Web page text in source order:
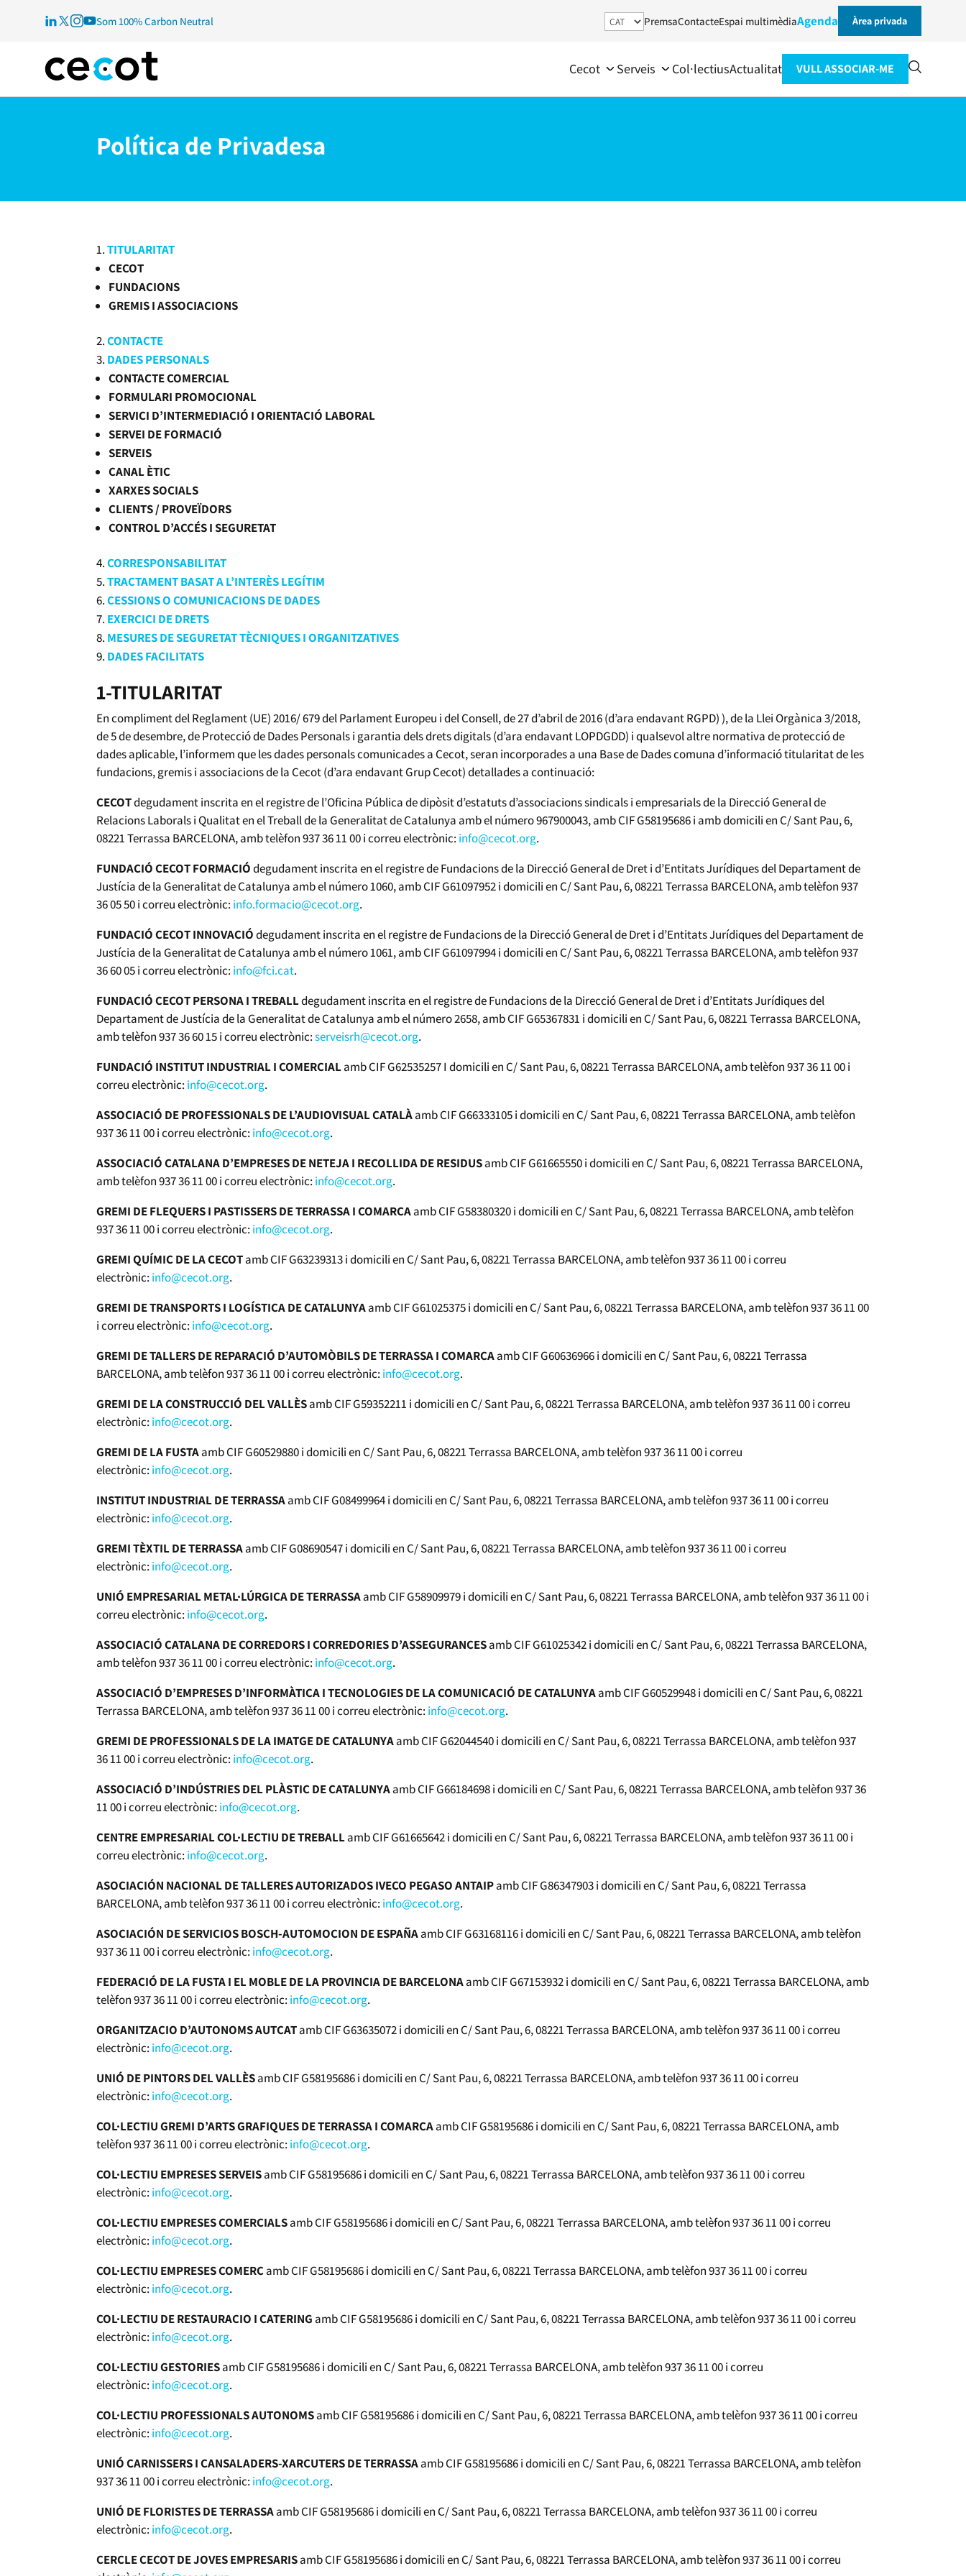
Som 100% Carbon Neutral PremsaContacteEspai multimèdiaAgenda Àrea privada
Cecot Serveis Col·lectiusActualitat VULL ASSOCIAR-ME
Política de Privadesa
TITULARITAT
CECOT
FUNDACIONS
GREMIS I ASSOCIACIONS
CONTACTE
DADES PERSONALS
CONTACTE COMERCIAL
FORMULARI PROMOCIONAL
SERVICI D’INTERMEDIACIÓ I ORIENTACIÓ LABORAL
SERVEI DE FORMACIÓ
SERVEIS
CANAL ÈTIC
XARXES SOCIALS
CLIENTS / PROVEÏDORS
CONTROL D’ACCÉS I SEGURETAT
CORRESPONSABILITAT
TRACTAMENT BASAT A L’INTERÈS LEGÍTIM
CESSIONS O COMUNICACIONS DE DADES
EXERCICI DE DRETS
MESURES DE SEGURETAT TÈCNIQUES I ORGANITZATIVES
DADES FACILITATS
1-TITULARITAT
En compliment del Reglament (UE) 2016/ 679 del Parlament Europeu i del Consell, de 27 d’abril de 2016 (d’ara endavant RGPD) ), de la Llei Orgànica 3/2018,
de 5 de desembre, de Protecció de Dades Personals i garantia dels drets digitals (d’ara endavant LOPDGDD) i qualsevol altre normativa de protecció de
dades aplicable, l’informem que les dades personals comunicades a Cecot, seran incorporades a una Base de Dades comuna d’informació titularitat de les
fundacions, gremis i associacions de la Cecot (d’ara endavant Grup Cecot) detallades a continuació:
CECOTdegudament inscrita en el registre de l’Oficina Pública de dipòsit d’estatuts d’associacions sindicals i empresarials de la Direcció General de
Relacions Laborals i Qualitat en el Treball de la Generalitat de Catalunya amb el número 967900043, amb CIF G58195686 i amb domicili en C/ Sant Pau, 6,
08221 Terrassa BARCELONA, amb telèfon 937 36 11 00 i correu electrònic:info@cecot.org.
FUNDACIÓ CECOT FORMACIÓdegudament inscrita en el registre de Fundacions de la Direcció General de Dret i d’Entitats Jurídiques del Departament de
Justícia de la Generalitat de Catalunya amb el número 1060, amb CIF G61097952 i domicili en C/ Sant Pau, 6, 08221 Terrassa BARCELONA, amb telèfon 937
36 05 50 i correu electrònic:info.formacio@cecot.org.
FUNDACIÓ CECOT INNOVACIÓdegudament inscrita en el registre de Fundacions de la Direcció General de Dret i d’Entitats Jurídiques del Departament de
Justícia de la Generalitat de Catalunya amb el número 1061, amb CIF G61097994 i domicili en C/ Sant Pau, 6, 08221 Terrassa BARCELONA, amb telèfon 937
36 60 05 i correu electrònic:info@fci.cat.
FUNDACIÓ CECOT PERSONA I TREBALLdegudament inscrita en el registre de Fundacions de la Direcció General de Dret i d’Entitats Jurídiques del
Departament de Justícia de la Generalitat de Catalunya amb el número 2658, amb CIF G65367831 i domicili en C/ Sant Pau, 6, 08221 Terrassa BARCELONA,
amb telèfon 937 36 60 15 i correu electrònic:serveisrh@cecot.org.
FUNDACIÓ INSTITUT INDUSTRIAL I COMERCIALamb CIF G62535257 I domicili en C/ Sant Pau, 6, 08221 Terrassa BARCELONA, amb telèfon 937 36 11 00 i
correu electrònic:info@cecot.org.
ASSOCIACIÓ DE PROFESSIONALS DE L’AUDIOVISUAL CATALÀamb CIF G66333105 i domicili en C/ Sant Pau, 6, 08221 Terrassa BARCELONA, amb telèfon
937 36 11 00 i correu electrònic:info@cecot.org.
ASSOCIACIÓ CATALANA D’EMPRESES DE NETEJA I RECOLLIDA DE RESIDUSamb CIF G61665550 i domicili en C/ Sant Pau, 6, 08221 Terrassa BARCELONA,
amb telèfon 937 36 11 00 i correu electrònic:info@cecot.org.
GREMI DE FLEQUERS I PASTISSERS DE TERRASSA I COMARCAamb CIF G58380320 i domicili en C/ Sant Pau, 6, 08221 Terrassa BARCELONA, amb telèfon
937 36 11 00 i correu electrònic:info@cecot.org.
GREMI QUÍMIC DE LA CECOTamb CIF G63239313 i domicili en C/ Sant Pau, 6, 08221 Terrassa BARCELONA, amb telèfon 937 36 11 00 i correu
electrònic:info@cecot.org.
GREMI DE TRANSPORTS I LOGÍSTICA DE CATALUNYAamb CIF G61025375 i domicili en C/ Sant Pau, 6, 08221 Terrassa BARCELONA, amb telèfon 937 36 11 00
i correu electrònic:info@cecot.org.
GREMI DE TALLERS DE REPARACIÓ D’AUTOMÒBILS DE TERRASSA I COMARCAamb CIF G60636966 i domicili en C/ Sant Pau, 6, 08221 Terrassa
BARCELONA, amb telèfon 937 36 11 00 i correu electrònic:info@cecot.org.
GREMI DE LA CONSTRUCCIÓ DEL VALLÈSamb CIF G59352211 i domicili en C/ Sant Pau, 6, 08221 Terrassa BARCELONA, amb telèfon 937 36 11 00 i correu
electrònic:info@cecot.org.
GREMI DE LA FUSTAamb CIF G60529880 i domicili en C/ Sant Pau, 6, 08221 Terrassa BARCELONA, amb telèfon 937 36 11 00 i correu
electrònic:info@cecot.org.
INSTITUT INDUSTRIAL DE TERRASSAamb CIF G08499964 i domicili en C/ Sant Pau, 6, 08221 Terrassa BARCELONA, amb telèfon 937 36 11 00 i correu
electrònic:info@cecot.org.
GREMI TÈXTIL DE TERRASSAamb CIF G08690547 i domicili en C/ Sant Pau, 6, 08221 Terrassa BARCELONA, amb telèfon 937 36 11 00 i correu
electrònic:info@cecot.org.
UNIÓ EMPRESARIAL METAL·LÚRGICA DE TERRASSAamb CIF G58909979 i domicili en C/ Sant Pau, 6, 08221 Terrassa BARCELONA, amb telèfon 937 36 11 00 i
correu electrònic:info@cecot.org.
ASSOCIACIÓ CATALANA DE CORREDORS I CORREDORIES D’ASSEGURANCESamb CIF G61025342 i domicili en C/ Sant Pau, 6, 08221 Terrassa BARCELONA,
amb telèfon 937 36 11 00 i correu electrònic:info@cecot.org.
ASSOCIACIÓ D’EMPRESES D’INFORMÀTICA I TECNOLOGIES DE LA COMUNICACIÓ DE CATALUNYAamb CIF G60529948 i domicili en C/ Sant Pau, 6, 08221
Terrassa BARCELONA, amb telèfon 937 36 11 00 i correu electrònic:info@cecot.org.
GREMI DE PROFESSIONALS DE LA IMATGE DE CATALUNYAamb CIF G62044540 i domicili en C/ Sant Pau, 6, 08221 Terrassa BARCELONA, amb telèfon 937
36 11 00 i correu electrònic:info@cecot.org.
ASSOCIACIÓ D’INDÚSTRIES DEL PLÀSTIC DE CATALUNYAamb CIF G66184698 i domicili en C/ Sant Pau, 6, 08221 Terrassa BARCELONA, amb telèfon 937 36
11 00 i correu electrònic:info@cecot.org.
CENTRE EMPRESARIAL COL·LECTIU DE TREBALLamb CIF G61665642 i domicili en C/ Sant Pau, 6, 08221 Terrassa BARCELONA, amb telèfon 937 36 11 00 i
correu electrònic:info@cecot.org.
ASOCIACIÓN NACIONAL DE TALLERES AUTORIZADOS IVECO PEGASO ANTAIPamb CIF G86347903 i domicili en C/ Sant Pau, 6, 08221 Terrassa
BARCELONA, amb telèfon 937 36 11 00 i correu electrònic:info@cecot.org.
ASOCIACIÓN DE SERVICIOS BOSCH-AUTOMOCION DE ESPAÑAamb CIF G63168116 i domicili en C/ Sant Pau, 6, 08221 Terrassa BARCELONA, amb telèfon
937 36 11 00 i correu electrònic:info@cecot.org.
FEDERACIÓ DE LA FUSTA I EL MOBLE DE LA PROVINCIA DE BARCELONAamb CIF G67153932 i domicili en C/ Sant Pau, 6, 08221 Terrassa BARCELONA, amb
telèfon 937 36 11 00 i correu electrònic:info@cecot.org.
ORGANITZACIO D’AUTONOMS AUTCATamb CIF G63635072 i domicili en C/ Sant Pau, 6, 08221 Terrassa BARCELONA, amb telèfon 937 36 11 00 i correu
electrònic:info@cecot.org.
UNIÓ DE PINTORS DEL VALLÈSamb CIF G58195686 i domicili en C/ Sant Pau, 6, 08221 Terrassa BARCELONA, amb telèfon 937 36 11 00 i correu
electrònic:info@cecot.org.
COL·LECTIU GREMI D’ARTS GRAFIQUES DE TERRASSA I COMARCAamb CIF G58195686 i domicili en C/ Sant Pau, 6, 08221 Terrassa BARCELONA, amb
telèfon 937 36 11 00 i correu electrònic:info@cecot.org.
COL·LECTIU EMPRESES SERVEISamb CIF G58195686 i domicili en C/ Sant Pau, 6, 08221 Terrassa BARCELONA, amb telèfon 937 36 11 00 i correu
electrònic:info@cecot.org.
COL·LECTIU EMPRESES COMERCIALSamb CIF G58195686 i domicili en C/ Sant Pau, 6, 08221 Terrassa BARCELONA, amb telèfon 937 36 11 00 i correu
electrònic:info@cecot.org.
COL·LECTIU EMPRESES COMERÇamb CIF G58195686 i domicili en C/ Sant Pau, 6, 08221 Terrassa BARCELONA, amb telèfon 937 36 11 00 i correu
electrònic:info@cecot.org.
COL·LECTIU DE RESTAURACIO I CATERING amb CIF G58195686 i domicili en C/ Sant Pau, 6, 08221 Terrassa BARCELONA, amb telèfon 937 36 11 00 i correu
electrònic:info@cecot.org.
COL·LECTIU GESTORIESamb CIF G58195686 i domicili en C/ Sant Pau, 6, 08221 Terrassa BARCELONA, amb telèfon 937 36 11 00 i correu
electrònic:info@cecot.org.
COL·LECTIU PROFESSIONALS AUTONOMSamb CIF G58195686 i domicili en C/ Sant Pau, 6, 08221 Terrassa BARCELONA, amb telèfon 937 36 11 00 i correu
electrònic:info@cecot.org.
UNIÓ CARNISSERS I CANSALADERS-XARCUTERS DE TERRASSAamb CIF G58195686 i domicili en C/ Sant Pau, 6, 08221 Terrassa BARCELONA, amb telèfon
937 36 11 00 i correu electrònic:info@cecot.org.
UNIÓ DE FLORISTES DE TERRASSAamb CIF G58195686 i domicili en C/ Sant Pau, 6, 08221 Terrassa BARCELONA, amb telèfon 937 36 11 00 i correu
electrònic:info@cecot.org.
CERCLE CECOT DE JOVES EMPRESARISamb CIF G58195686 i domicili en C/ Sant Pau, 6, 08221 Terrassa BARCELONA, amb telèfon 937 36 11 00 i correu